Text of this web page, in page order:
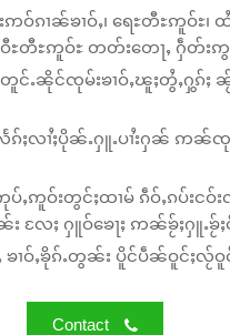
ဝ်ၵၢၼ်ၶၢဝ်ႇ၊ ရေႊတီႊဢူဝ်ႊ၊ ထႆႇ
ႇဝီႊတီႊဢူဝ်ႊ တတ်းတေႃႇ ႁဵတ်း
င်ႉၼိုင်ၸုမ်းၶၢဝ်ႇၽူႈတွႆႇႁွၵ်ႈ
ၵ်ႈလၢႆႈပိုၼ်ႉႁူႉပၢႆးႁၼ် ဢၼ်ၸု
ႇဢူဝ်းတွင်ႈထၢမ် ၵဵဝ်ႇၵပ်းငဝ်း
မွၼ်း လႄႈ ႁူဝ်ၶေႃႈ ဢၼ်ၶႂ်ႈႁူႉၶႂ်
ၶၢဝ်ႇၶိုၵ်ႉတွၼ်း ပိူင်ပဵၼ်ဝူင်ႈလႂ်ဝူ
Contact